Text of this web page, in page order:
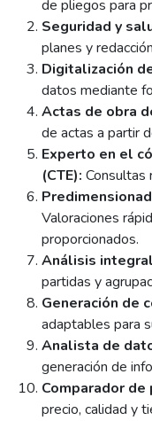
de pliegos para
Seguridad y
planes y
Digitalización
datos mediante
Actas de obra
de actas a partir
Experto en el
(CTE): Consultas
Valoraciones
proporcionados.
Análisis
partidas y
Generación de
adaptables para
Analista de
generación de
Comparador
precio, calidad y